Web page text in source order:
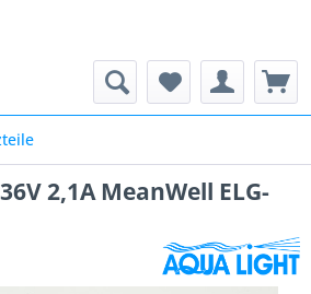
2,1A MeanWell ELG-